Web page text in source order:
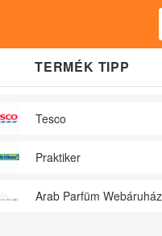
TERMÉK TIPP
Tesco
Praktiker
Arab Parfüm Webáruház